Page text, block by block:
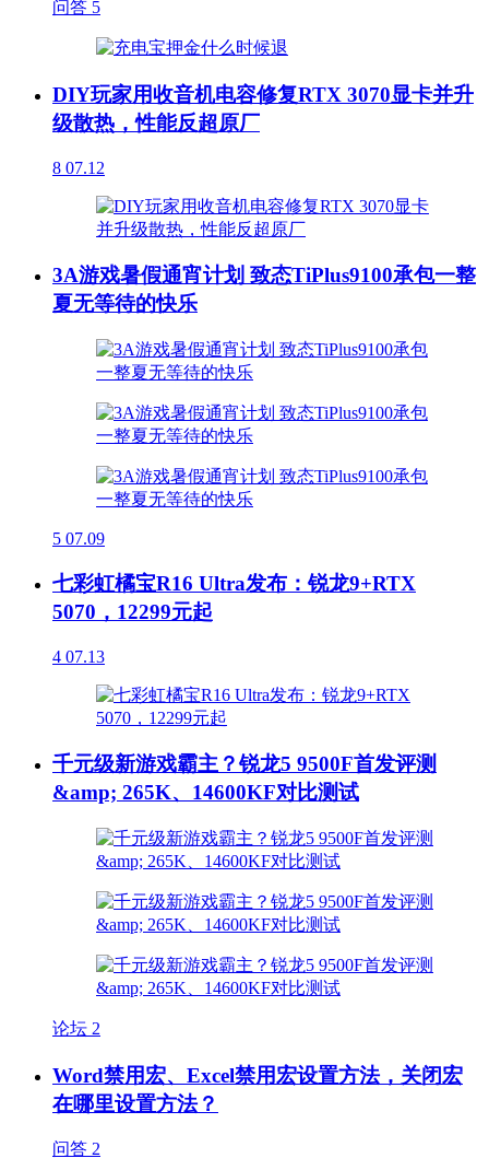
问答 5
DIY玩家用收音机电容修复RTX 3070显卡并升
级散热，性能反超原厂
8 07.12
3A游戏暑假通宵计划 致态TiPlus9100承包一整
夏无等待的快乐
5 07.09
七彩虹橘宝R16 Ultra发布：锐龙9+RTX
5070，12299元起
4 07.13
千元级新游戏霸主？锐龙5 9500F首发评测
&amp; 265K、14600KF对比测试
论坛 2
Word禁用宏、Excel禁用宏设置方法，关闭宏
在哪里设置方法？
问答 2